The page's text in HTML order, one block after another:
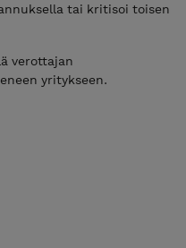
tai kritisoi toisen
verottajan
yritykseen.